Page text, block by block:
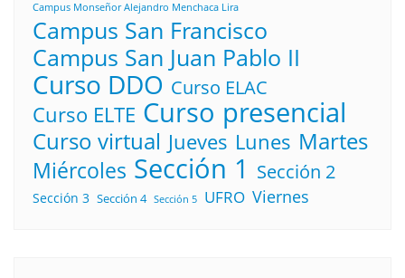
Campus Monseñor Alejandro Menchaca Lira
Campus San Francisco
Campus San Juan Pablo II
Curso DDO Curso ELAC
Curso ELTE Curso presencial
Curso virtual Jueves Lunes Martes
Miércoles Sección 1 Sección 2
Sección 3 Sección 4 Sección 5 UFRO Viernes